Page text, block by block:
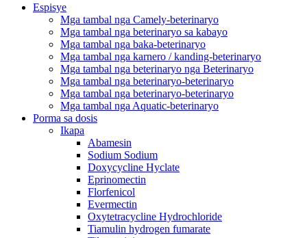
Espisye
Mga tambal nga Camely-beterinaryo
Mga tambal nga beterinaryo sa kabayo
Mga tambal nga baka-beterinaryo
Mga tambal nga karnero / kanding-beterinaryo
Mga tambal nga beterinaryo nga Beterinaryo
Mga tambal nga beterinaryo-beterinaryo
Mga tambal nga beterinaryo-beterinaryo
Mga tambal nga Aquatic-beterinaryo
Porma sa dosis
Ikapa
Abamesin
Sodium Sodium
Doxycycline Hyclate
Eprinomectin
Florfenicol
Evermectin
Oxytetracycline Hydrochloride
Tiamulin hydrogen fumarate